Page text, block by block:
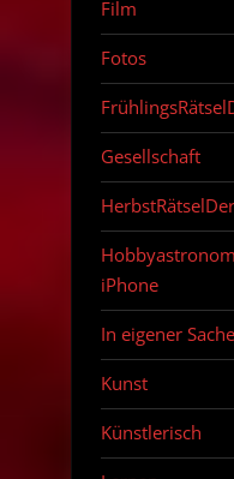
Film
Fotos
Gesellschaft
iPhone
In eigener Sache
Kunst
Künstlerisch